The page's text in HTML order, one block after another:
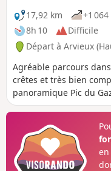
17,92 km
+1 064
8h 10
Difficile
Départ à Arvieux
Agréable parcours
crêtes et très bien
panoramique Pic du